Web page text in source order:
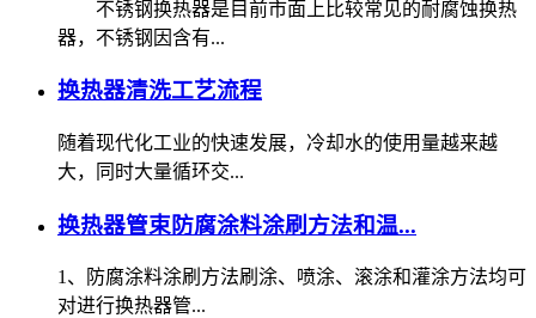
不锈钢换热器是目前市面上比较常见的耐腐蚀换热
器，不锈钢因含有...
换热器清洗工艺流程
随着现代化工业的快速发展，冷却水的使用量越来越
大，同时大量循环交...
换热器管束防腐涂料涂刷方法和温...
1、防腐涂料涂刷方法刷涂、喷涂、滚涂和灌涂方法均可
对进行换热器管...